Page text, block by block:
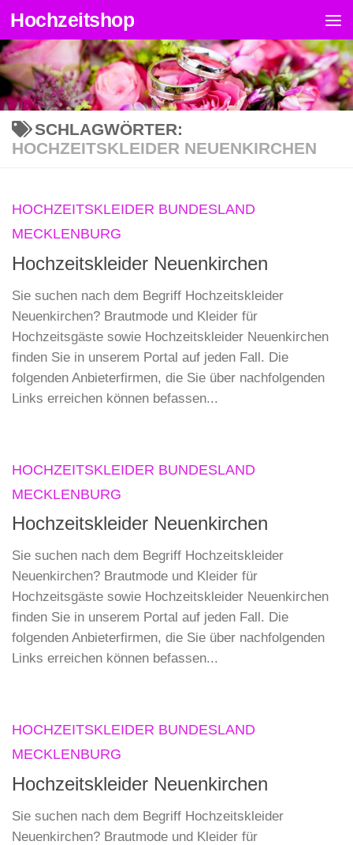
Zum Inhalt springen
Hochzeitshop
SCHLAGWÖRTER:
HOCHZEITSKLEIDER NEUENKIRCHEN
HOCHZEITSKLEIDER BUNDESLAND
MECKLENBURG
Hochzeitskleider Neuenkirchen
Sie suchen nach dem Begriff Hochzeitskleider
Neuenkirchen? Brautmode und Kleider für
Hochzeitsgäste sowie Hochzeitskleider Neuenkirchen
finden Sie in unserem Portal auf jeden Fall. Die
folgenden Anbieterfirmen, die Sie über nachfolgenden
Links erreichen können befassen...
HOCHZEITSKLEIDER BUNDESLAND
MECKLENBURG
Hochzeitskleider Neuenkirchen
Sie suchen nach dem Begriff Hochzeitskleider
Neuenkirchen? Brautmode und Kleider für
Hochzeitsgäste sowie Hochzeitskleider Neuenkirchen
finden Sie in unserem Portal auf jeden Fall. Die
folgenden Anbieterfirmen, die Sie über nachfolgenden
Links erreichen können befassen...
HOCHZEITSKLEIDER BUNDESLAND
MECKLENBURG
Hochzeitskleider Neuenkirchen
Sie suchen nach dem Begriff Hochzeitskleider
Neuenkirchen? Brautmode und Kleider für